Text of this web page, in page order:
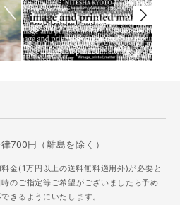
700円（離島を除く）
金(1万円以上の送料無料適用外)が必要と
のご指定等ご希望がございましたら予め
きるようにいたします。